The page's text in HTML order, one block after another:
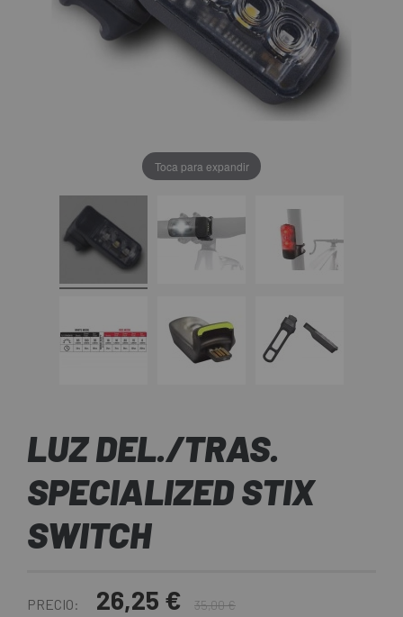
Toca para expandir
LUZ DEL./TRAS.
SPECIALIZED STIX
SWITCH
PRECIO: 26,25 € 35,00 €